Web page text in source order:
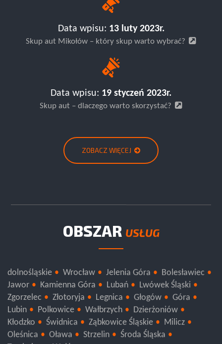
Data wpisu: 13 luty 2023r.
Skup aut Mikołów – który skup warto wybrać?
Data wpisu: 19 styczeń 2023r.
Skup aut – dlaczego warto skorzystać?
ZOBACZ WIĘCEJ
OBSZAR USŁUG
dolnośląskie Wrocław Jelenia Góra
Bolesławiec
Jawor
Kamienna Góra Lubań
Lwówek Śląski
Zgorzelec
Złotoryja Legnica Głogów
Góra
Lubin
Polkowice Wałbrzych
Dzierżoniów
Kłodzko
Świdnica Ząbkowice Śląskie
Milicz
Oleśnica
Oława Strzelin Środa Śląska